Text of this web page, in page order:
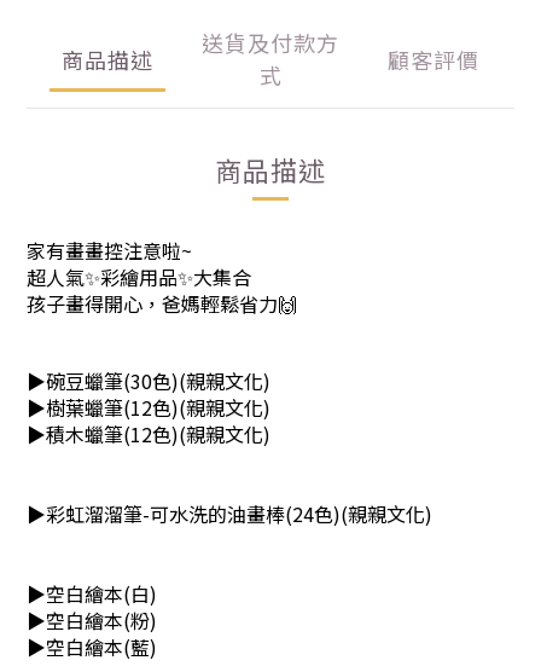
商品描述
送貨及付款方
式
顧客評價
商品描述
家有畫畫控注意啦~
超人氣✨彩繪用品✨大集合
孩子畫得開心，爸媽輕鬆省力🙌
▶碗豆蠟筆(30色)(親親文化)
▶樹葉蠟筆(12色)(親親文化)
▶積木蠟筆(12色)(親親文化)
▶彩虹溜溜筆-可水洗的油畫棒(24色)(親親文化)
▶空白繪本(白)
▶空白繪本(粉)
▶空白繪本(藍)